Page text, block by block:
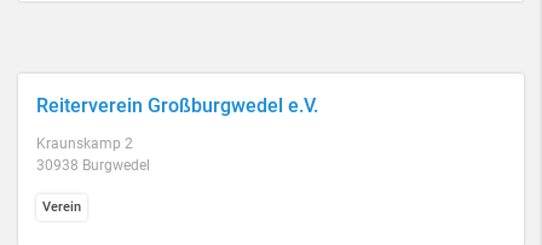
Reiterverein Großburgwedel e.V.
Kraunskamp 2
30938 Burgwedel
Verein